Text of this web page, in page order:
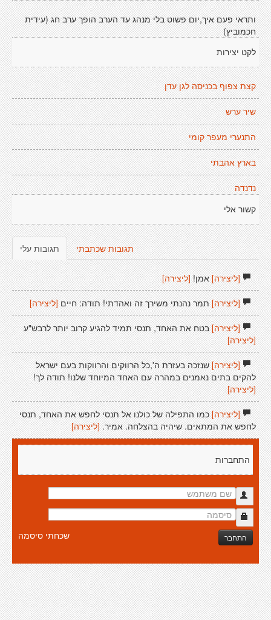
ותראי פעם איך,יום פשוט בלי מנהג עד הערב הופך ערב חג (עידית
חכמוביץ)
לקט יצירות
קצת צפוף בכניסה לגן עדן
שיר ערש
התנערי מעפר קומי
בארץ אהבתי
נדנדה
קשור אלי
תגובות עלי תגובות שכתבתי
[ליצירה]אמן! [ליצירה]
[ליצירה]תמר נהנתי משירך זה ואהדתי! תודה: חיים [ליצירה]
[ליצירה]בטח את האחד, תנסי תמיד להגיע קרוב יותר לרבש"ע
[ליצירה]
[ליצירה]שנזכה בעזרת ה',כל הרווקים והרווקות בעם ישראל
להקים בתים נאמנים במהרה עם האחד המיוחד שלנו! תודה לך!
[ליצירה]
[ליצירה]כמו התפילה של כולנו אל תנסי לחפש את האחד, תנסי
לחפש את המתאים. שיהיה בהצלחה. אמיר. [ליצירה]
התחברות
התחבר שכחתי סיסמה